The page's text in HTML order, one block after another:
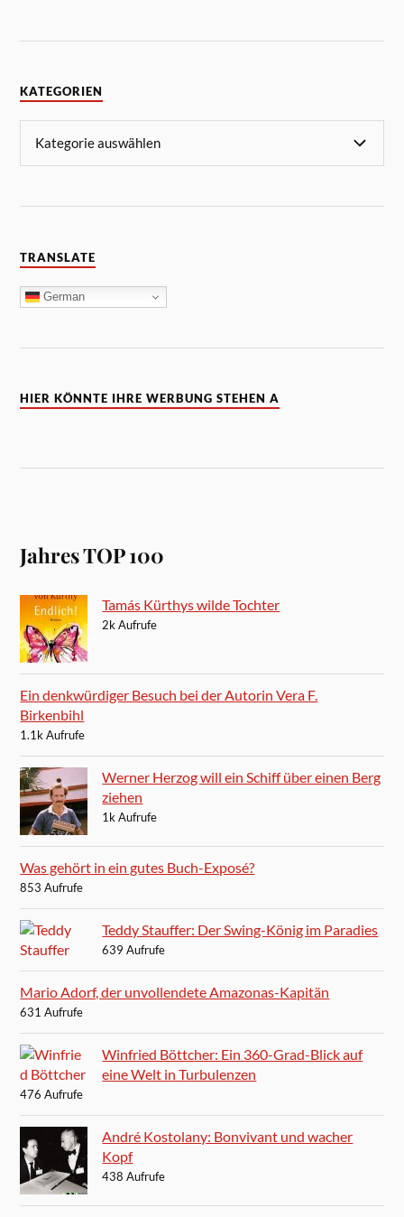
KATEGORIEN
TRANSLATE
German
HIER KÖNNTE IHRE WERBUNG STEHEN A
Jahres TOP 100
Tamás Kürthys wilde Tochter
2k Aufrufe
Ein denkwürdiger Besuch bei der Autorin Vera F.
Birkenbihl
1.1k Aufrufe
Werner Herzog will ein Schiff über einen Berg
ziehen
1k Aufrufe
Was gehört in ein gutes Buch-Exposé?
853 Aufrufe
Teddy Stauffer: Der Swing-König im Paradies
639 Aufrufe
Mario Adorf, der unvollendete Amazonas-Kapitän
631 Aufrufe
Winfried Böttcher: Ein 360-Grad-Blick auf
eine Welt in Turbulenzen
476 Aufrufe
André Kostolany: Bonvivant und wacher
Kopf
438 Aufrufe